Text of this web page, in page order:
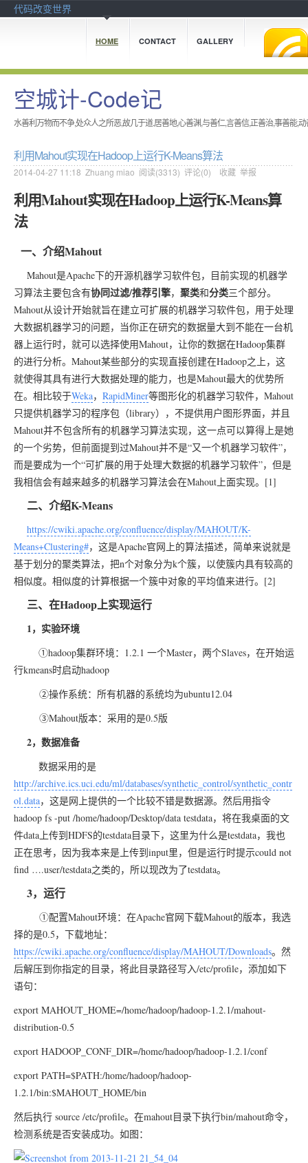
代码改变世界
HOME CONTACT GALLERY
空城计-Code记
水善利万物而不争,处众人之所恶,故几于道.居善地,心善渊,与善仁,言善信,正善治,事善能,
利用Mahout实现在Hadoop上运行K-Means算法
2014-04-27 11:18 Zhuang miao 阅读(3313) 评论(0) 收藏 举报
利用Mahout实现在Hadoop上运行K-Means算
法
一、介绍Mahout
Mahout是Apache下的开源机器学习软件包，目前实现的机器学
习算法主要包含有协同过滤/推荐引擎， 聚类和分类三个部分。
Mahout从设计开始就旨在建立可扩展的机器学习软件包，用于处理
大数据机器学习的问题，当你正在研究的数据量大到不能在一台机
器上运行时，就可以选择使用Mahout，让你的数据在Hadoop集群
的进行分析。Mahout某些部分的实现直接创建在Hadoop之上，这
就使得其具有进行大数据处理的能力，也是Mahout最大的优势所
在。相比较于Weka， RapidMiner等图形化的机器学习软件，Mahout
只提供机器学习的程序包（library），不提供用户图形界面，并且
Mahout并不包含所有的机器学习算法实现，这一点可以算得上是她
的一个劣势，但前面提到过Mahout并不是“又一个机器学习软件”，
而是要成为一个“可扩展的用于处理大数据的机器学习软件”，但是
我相信会有越来越多的机器学习算法会在Mahout上面实现。[1]
二、介绍K-Means
https://cwiki.apache.org/confluence/display/MAHOUT/K-
Means+Clustering#，这是Apache官网上的算法描述，简单来说就是
基于划分的聚类算法，把n个对象分为k个簇，以使簇内具有较高的
相似度。相似度的计算根据一个簇中对象的平均值来进行。[2]
三、在Hadoop上实现运行
1，实验环境
①hadoop集群环境：1.2.1 一个Master，两个Slaves，在开始运
行kmeans时启动hadoop
②操作系统：所有机器的系统均为ubuntu12.04
③Mahout版本：采用的是0.5版
2，数据准备
数据采用的是
http://archive.ics.uci.edu/ml/databases/synthetic_control/synthetic_contr
ol.data，这是网上提供的一个比较不错是数据源。然后用指令
hadoop fs -put /home/hadoop/Desktop/data testdata，将在我桌面的文
件data上传到HDFS的testdata目录下，这里为什么是testdata，我也
正在思考，因为我本来是上传到input里，但是运行时提示could not
find ….user/testdata之类的，所以现改为了testdata。
3，运行
①配置Mahout环境：在Apache官网下载Mahout的版本，我选
择的是0.5，下载地址：
https://cwiki.apache.org/confluence/display/MAHOUT/Downloads。然
后解压到你指定的目录，将此目录路径写入/etc/profile，添加如下
语句：
export MAHOUT_HOME=/home/hadoop/hadoop-1.2.1/mahout-
distribution-0.5
export HADOOP_CONF_DIR=/home/hadoop/hadoop-1.2.1/conf
export PATH=$PATH:/home/hadoop/hadoop-
1.2.1/bin:$MAHOUT_HOME/bin
然后执行 source /etc/profile。在mahout目录下执行bin/mahout命令，
检测系统是否安装成功。如图：